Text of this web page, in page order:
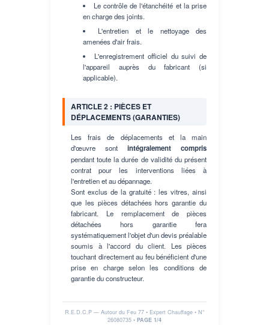
Le contrôle de l'étanchéité et la prise
en charge des joints.
L'entretien et le nettoyage des
amenées d'air frais.
L'enregistrement officiel du suivi de
l'appareil auprès du fabricant (si
applicable).
ARTICLE 2 : PIÈCES ET
DÉPLACEMENTS (GARANTIES)
Les frais de déplacements et la main
d'œuvre sont intégralement compris
pendant toute la durée de validité du présent
contrat pour les interventions liées à
l'entretien et au dépannage.
Sont exclus de la gratuité : les vitres, ainsi
que les pièces détachées hors garantie du
fabricant. Le remplacement de pièces
détachées hors garantie fera
systématiquement l'objet d'un devis préalable
soumis à l'accord du client. Les pièces
touchant directement au feu bénéficient d'une
prise en charge selon les conditions de
garantie du constructeur.
R.E.D.C.P — Autour du Feu 77 • Expert Chauffage • N°
26080735 • PAGE 1/4